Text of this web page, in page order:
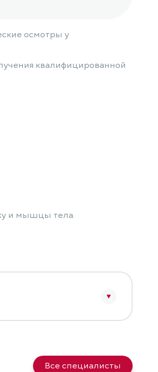
осмотры у
квалифицированной
и мышцы тела.
Все специалисты